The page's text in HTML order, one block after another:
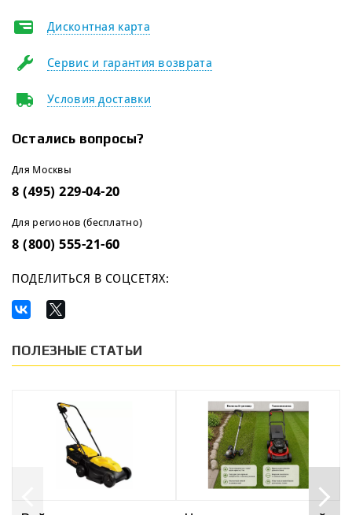
Дисконтная карта
Сервис и гарантия возврата
Условия доставки
Остались вопросы?
Для Москвы
8 (495) 229-04-20
Для регионов (бесплатно)
8 (800) 555-21-60
ПОДЕЛИТЬСЯ В СОЦСЕТЯХ:
ПОЛЕЗНЫЕ СТАТЬИ